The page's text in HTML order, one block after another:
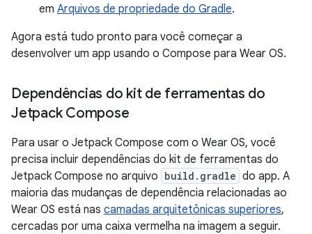
em Arquivos de propriedade do Gradle.
Agora está tudo pronto para você começar a
desenvolver um app usando o Compose para Wear OS.
Dependências do kit de ferramentas do
Jetpack Compose
Para usar o Jetpack Compose com o Wear OS, você
precisa incluir dependências do kit de ferramentas do
Jetpack Compose no arquivo build.gradle do app. A
maioria das mudanças de dependência relacionadas ao
Wear OS está nas camadas arquitetônicas superiores,
cercadas por uma caixa vermelha na imagem a seguir.